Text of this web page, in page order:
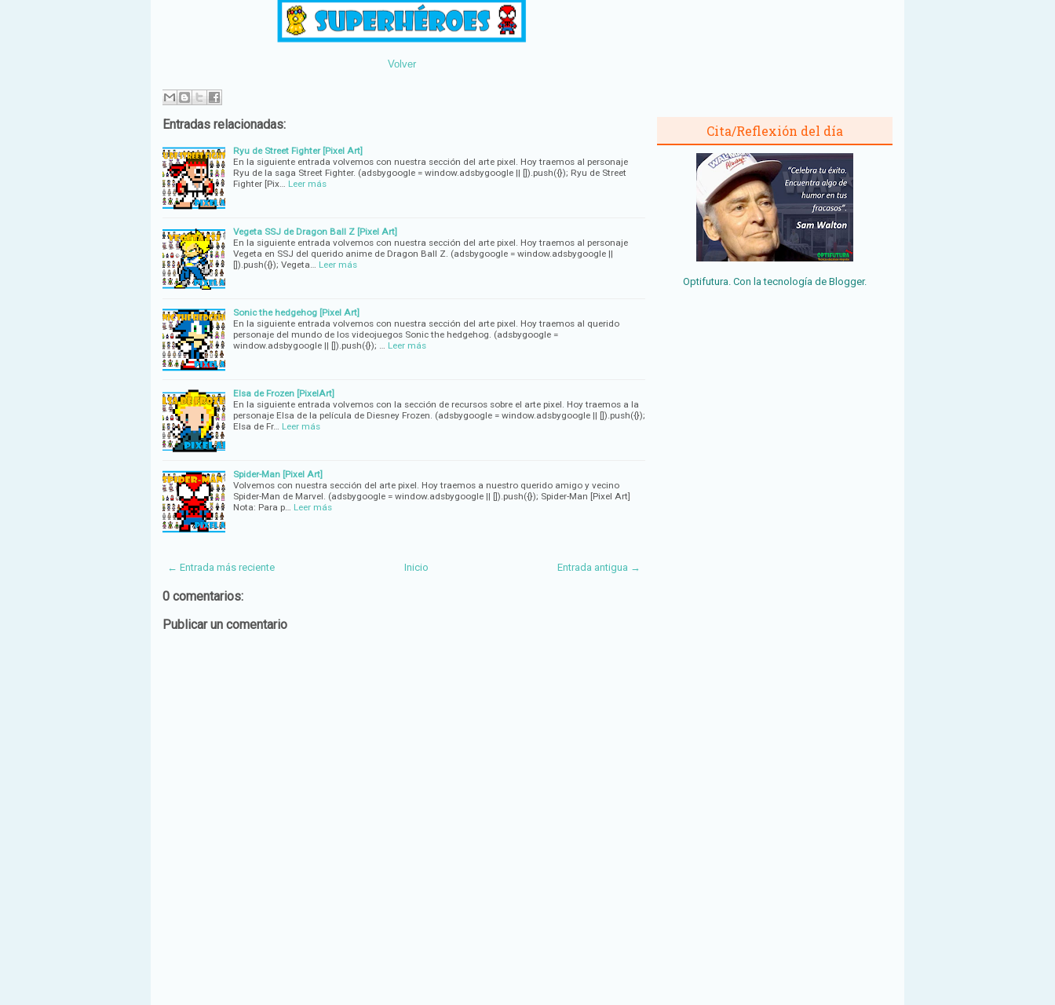
Volver
Entradas relacionadas:
Ryu de Street Fighter [Pixel Art]
En la siguiente entrada volvemos con nuestra sección del arte pixel. Hoy traemos al personaje
Ryu de la saga Street Fighter. (adsbygoogle = window.adsbygoogle || []).push({}); Ryu de Street
Fighter [Pix… Leer más
Vegeta SSJ de Dragon Ball Z [Pixel Art]
En la siguiente entrada volvemos con nuestra sección del arte pixel. Hoy traemos al personaje
Vegeta en SSJ del querido anime de Dragon Ball Z. (adsbygoogle = window.adsbygoogle ||
[]).push({}); Vegeta… Leer más
Sonic the hedgehog [Pixel Art]
En la siguiente entrada volvemos con nuestra sección del arte pixel. Hoy traemos al querido
personaje del mundo de los videojuegos Sonic the hedgehog. (adsbygoogle =
window.adsbygoogle || []).push({}); … Leer más
Elsa de Frozen [PixelArt]
En la siguiente entrada volvemos con la sección de recursos sobre el arte pixel. Hoy traemos a la
personaje Elsa de la película de Diesney Frozen. (adsbygoogle = window.adsbygoogle || []).push({});
Elsa de Fr… Leer más
Spider-Man [Pixel Art]
Volvemos con nuestra sección del arte pixel. Hoy traemos a nuestro querido amigo y vecino
Spider-Man de Marvel. (adsbygoogle = window.adsbygoogle || []).push({}); Spider-Man [Pixel Art]
Nota: Para p… Leer más
← Entrada más reciente Entrada antigua →
Inicio
0 comentarios:
Publicar un comentario
Cita/Reflexión del día
Optifutura. Con la tecnología de Blogger.